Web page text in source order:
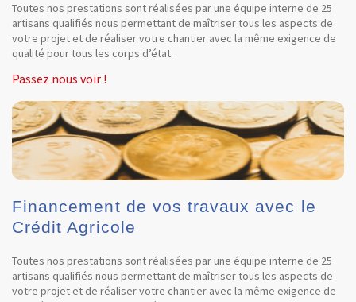
Toutes nos prestations sont réalisées par une équipe interne de 25
artisans qualifiés nous permettant de maîtriser tous les aspects de
votre projet et de réaliser votre chantier avec la même exigence de
qualité pour tous les corps d’état.
Passez nous voir !
Financement de vos travaux avec le
Crédit Agricole
Toutes nos prestations sont réalisées par une équipe interne de 25
artisans qualifiés nous permettant de maîtriser tous les aspects de
votre projet et de réaliser votre chantier avec la même exigence de